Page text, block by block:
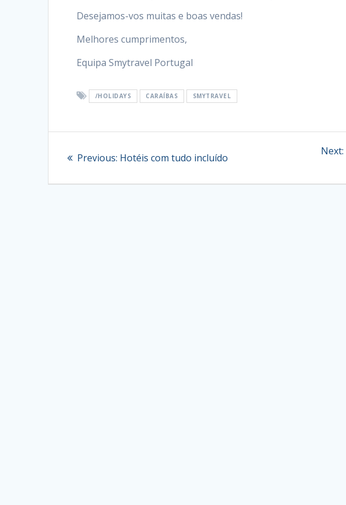
Desejamos-vos muitas e boas vendas!
Melhores cumprimentos,
Equipa Smytravel Portugal
/HOLIDAYS CARAÍBAS SMYTRAVEL
Previous: Previous
Hotéis com tudo incluído
Next: